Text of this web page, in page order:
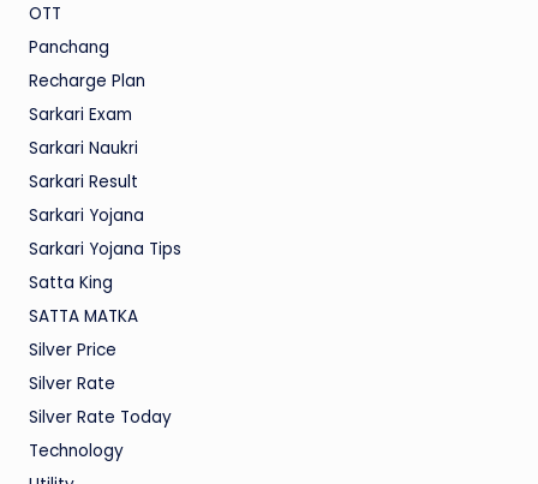
OTT
Panchang
Recharge Plan
Sarkari Exam
Sarkari Naukri
Sarkari Result
Sarkari Yojana
Sarkari Yojana Tips
Satta King
SATTA MATKA
Silver Price
Silver Rate
Silver Rate Today
Technology